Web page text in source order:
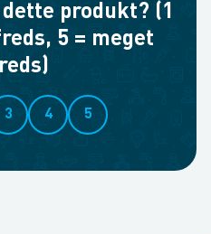
produkt? (1
5 = meget
3 4 5